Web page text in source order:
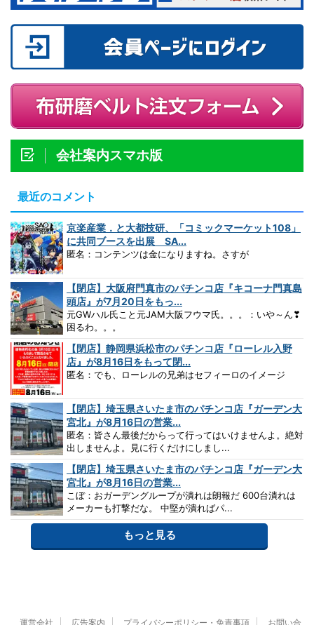
会社案内スマホ版
最近のコメント
京楽産業．と大都技研、「コミックマーケット108」
に共同ブースを出展 SA...
匿名：コンテンツは金になりますね。さすが
【閉店】大阪府門真市のパチンコ店『キコーナ門真島
頭店』が7月20日をもっ...
元GWハル氏こと元JAM大阪フウマ氏。。。：いや～ん❣
困るわ。。。
【閉店】静岡県浜松市のパチンコ店『ローレル入野
店』が8月16日をもって閉...
匿名：でも、ローレルの兄弟はセフィーロのイメージ
【閉店】埼玉県さいたま市のパチンコ店『ガーデン大
宮北』が8月16日の営業...
匿名：皆さん最後だからって行ってはいけませんよ。絶対
出しませんよ。見に行くだけにしまし...
【閉店】埼玉県さいたま市のパチンコ店『ガーデン大
宮北』が8月16日の営業...
こぼ：おガーデングループが潰れは朗報だ 600台潰れは
メーカーも打撃だな。 中堅が潰ればパ...
もっと見る
運営会社 広告案内 プライバシーポリシー・免責事項 お問い合